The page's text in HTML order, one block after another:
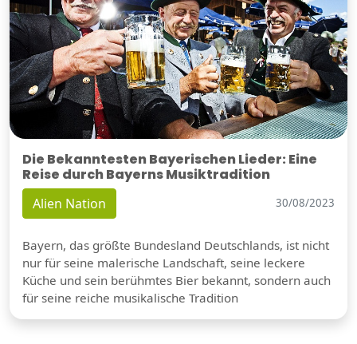
Die Bekanntesten Bayerischen Lieder: Eine
Reise durch Bayerns Musiktradition
Alien Nation 30/08/2023
Bayern, das größte Bundesland Deutschlands, ist nicht
nur für seine malerische Landschaft, seine leckere
Küche und sein berühmtes Bier bekannt, sondern auch
für seine reiche musikalische Tradition